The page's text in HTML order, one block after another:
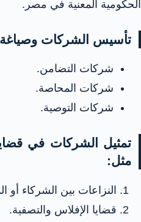
الحكومية المعنية في مصر.
تأسيس الشركات
شركات التضامن.
شركات المحاصة.
شركات التوصية.
تمثيل الشركات في
مثل:
النزاعات بين الشركاء أو
قضايا الإفلاس والتصفية.